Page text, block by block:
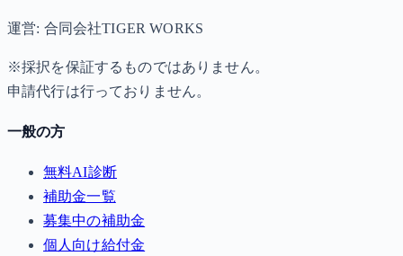
運営: 合同会社TIGER WORKS
※採択を保証するものではありません。
申請代行は行っておりません。
一般の方
無料AI診断
補助金一覧
募集中の補助金
個人向け給付金